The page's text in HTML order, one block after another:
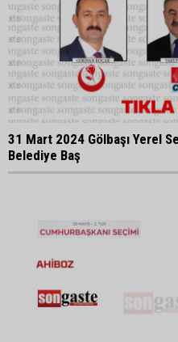
31 Mart 2024 Gölbaşı Yerel
Belediye Baş